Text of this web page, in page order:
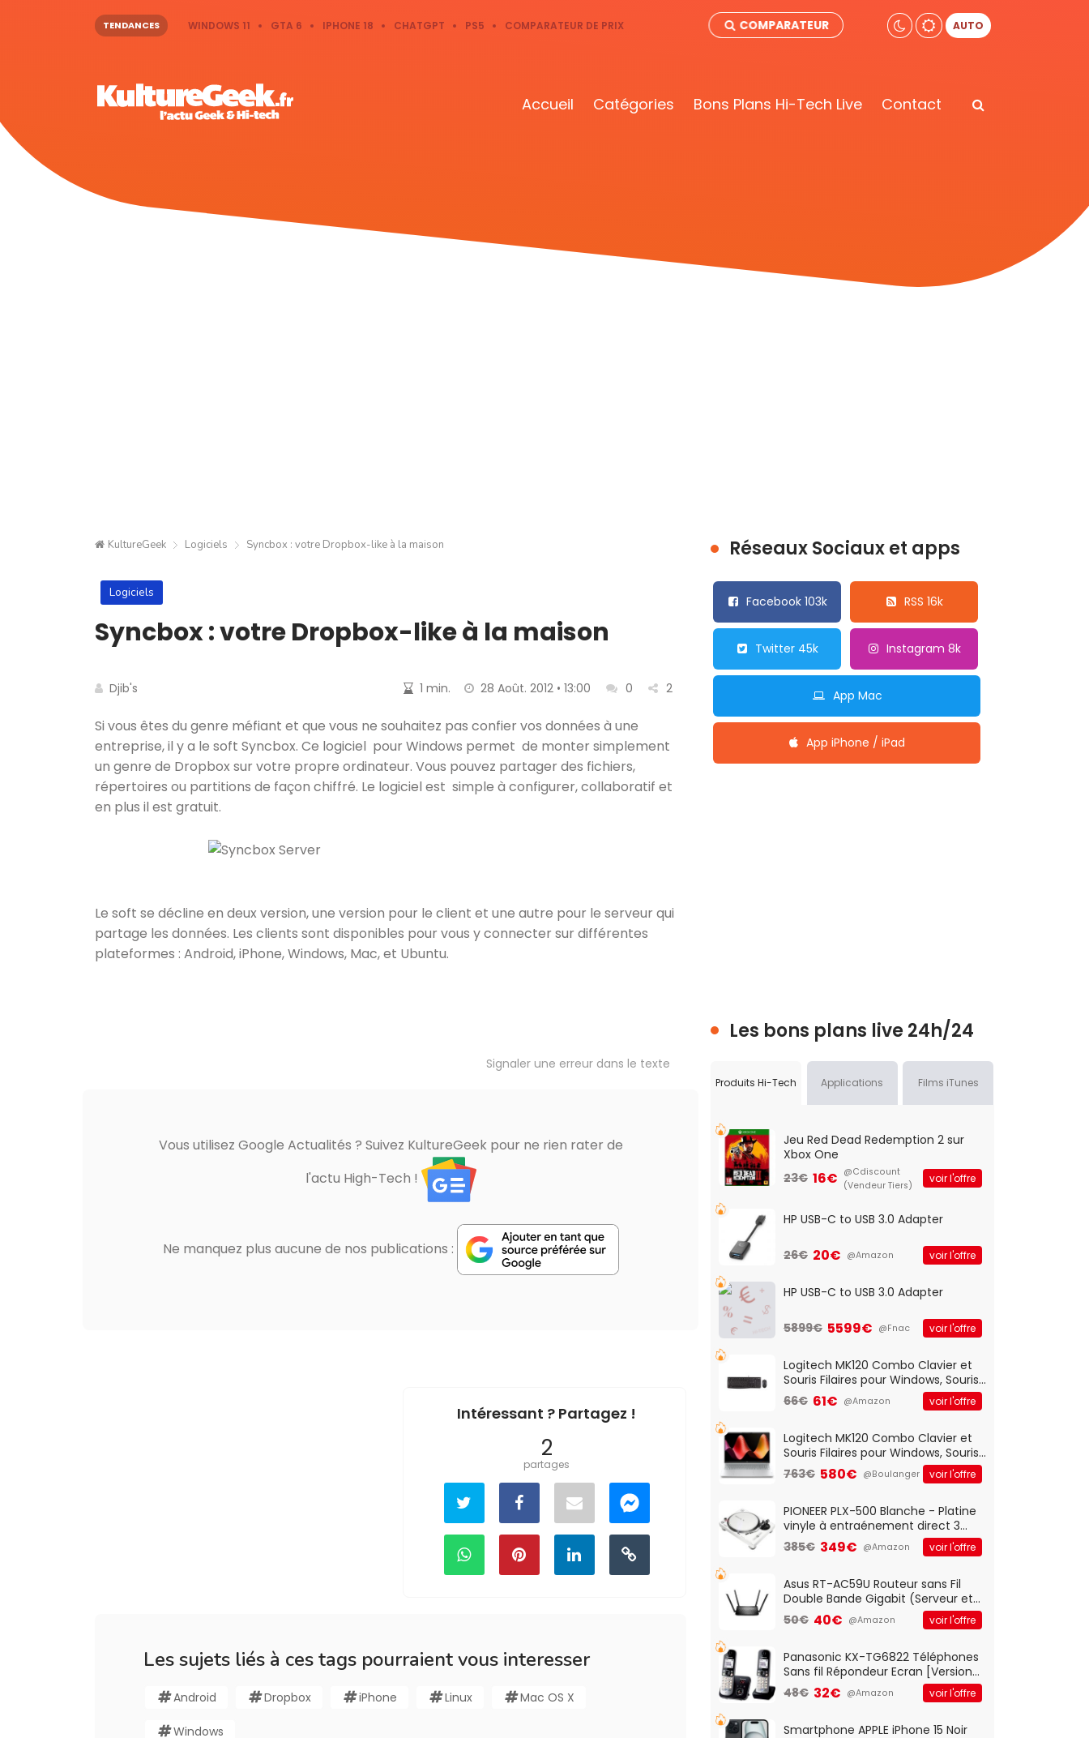
TENDANCES WINDOWS 11 GTA 6 IPHONE 18 CHATGPT PS5 COMPARATEUR DE PRIX COMPARATEUR AUTO
Accueil Catégories Bons Plans Hi-Tech Live Contact
KultureGeek Logiciels Syncbox : votre Dropbox-like à la maison
Logiciels
Syncbox : votre Dropbox-like à la maison
Djib's 1 min. 28 Août. 2012 • 13:00 0 2
Si vous êtes du genre méfiant et que vous ne souhaitez pas confier vos données à une
entreprise, il y a le soft Syncbox. Ce logiciel pour Windows permet de monter simplement
un genre de Dropbox sur votre propre ordinateur. Vous pouvez partager des fichiers,
répertoires ou partitions de façon chiffré. Le logiciel est simple à configurer, collaboratif et
en plus il est gratuit.
Le soft se décline en deux version, une version pour le client et une autre pour le serveur qui
partage les données. Les clients sont disponibles pour vous y connecter sur différentes
plateformes : Android, iPhone, Windows, Mac, et Ubuntu.
Signaler une erreur dans le texte
Vous utilisez Google Actualités ? Suivez KultureGeek pour ne rien rater de
l'actu High-Tech !
Ne manquez plus aucune de nos publications :
Intéressant ? Partagez !
2
partages
Les sujets liés à ces tags pourraient vous interesser
Android Dropbox iPhone Linux Mac OS X
Windows
Réseaux Sociaux et apps
Facebook 103k RSS 16k
Twitter 45k Instagram 8k
App Mac
App iPhone / iPad
Les bons plans live 24h/24
Produits Hi-Tech Applications Films iTunes
Jeu Red Dead Redemption 2 sur
Xbox One
23€ 16€ @Cdiscount
(Vendeur Tiers)
voir l'offre
HP USB-C to USB 3.0 Adapter
26€ 20€ @Amazon voir l'offre
HP USB-C to USB 3.0 Adapter
5899€ 5599€ @Fnac voir l'offre
Logitech MK120 Combo Clavier et
Souris Filaires pour Windows, Souris
Optique Filaire, Connexion USB Plug
And Play, Confortable, Taille
QWERTY UK - Noir
66€ 61€ @Amazon voir l'offre
Logitech MK120 Combo Clavier et
Souris Filaires pour Windows, Souris
Optique Filaire, Connexion USB Plug
And Play, Confortable, Taille
QWERTY UK - Noir
763€ 580€ @Boulanger voir l'offre
PIONEER PLX-500 Blanche - Platine
vinyle à entraénement direct 3
vitesses (33-45-78 trs/min) avec
pre-ampli intégré et port USB
385€ 349€ @Amazon voir l'offre
Asus RT-AC59U Routeur sans Fil
Double Bande Gigabit (Serveur et
Client VPN, Triple Vlan, Mode Point
d'accès et Bridge, contrôle
50€ 40€ @Amazon voir l'offre
Panasonic KX-TG6822 Téléphones
Sans fil Répondeur Ecran [Version
Française]
48€ 32€ @Amazon voir l'offre
Smartphone APPLE iPhone 15 Noir